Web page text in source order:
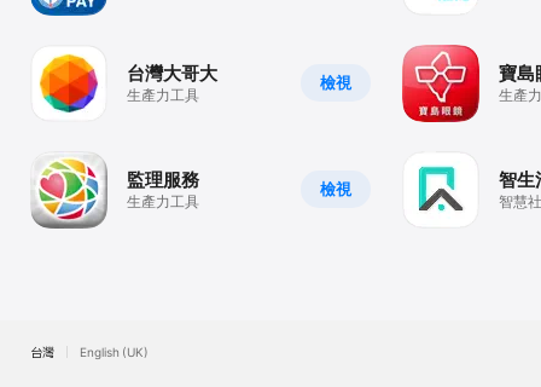
檢視
台灣大哥大
生產力工具
檢視
監理服務
生產力工具
寶島
生產
智生
智慧
台灣 English (UK)